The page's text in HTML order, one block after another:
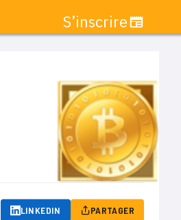
S’inscrire
LINKEDIN PARTAGER